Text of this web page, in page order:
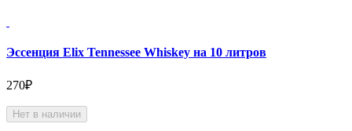
Эссенция Elix Tennessee Whiskey на 10 литров
270₽
Нет в наличии